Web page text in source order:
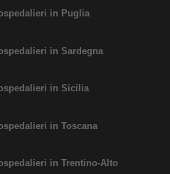
in Puglia
in Sardegna
in Sicilia
in Toscana
in Trentino-Alto